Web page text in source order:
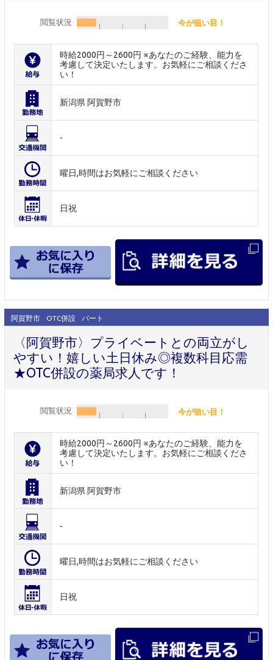
閲覧状況 今が狙い目！
時給2000円～2600円 ※あなたのご経験、能力を
考慮して決定いたします。お気軽にご相談くださ
い！
新潟県 阿賀野市
-
曜日,時間はお気軽にご相談ください
日祝
阿賀野市 OTC併設 パート
〈阿賀野市〉プライベートとの両立がし
やすい！嬉しい土日休み◎複数科目応需
★OTC併設の薬局求人です！
閲覧状況 今が狙い目！
時給2000円～2600円 ※あなたのご経験、能力を
考慮して決定いたします。お気軽にご相談くださ
い！
新潟県 阿賀野市
-
曜日,時間はお気軽にご相談ください
日祝